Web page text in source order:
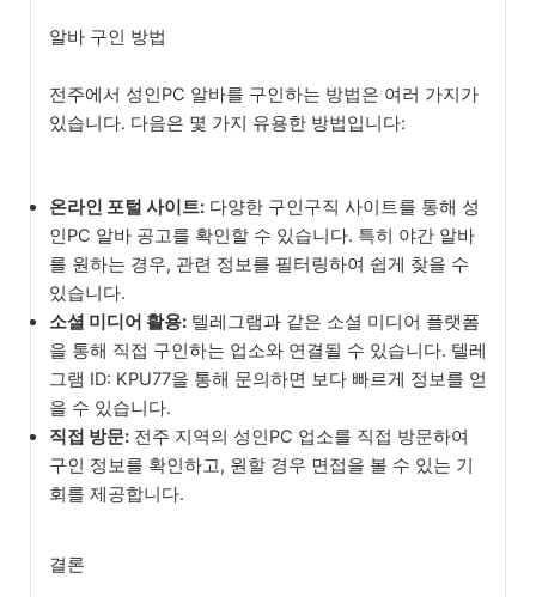
알바 구인 방법
전주에서 성인PC 알바를 구인하는 방법은 여러 가지가
있습니다. 다음은 몇 가지 유용한 방법입니다:
온라인 포털 사이트: 다양한 구인구직 사이트를 통해 성
인PC 알바 공고를 확인할 수 있습니다. 특히 야간 알바
를 원하는 경우, 관련 정보를 필터링하여 쉽게 찾을 수
있습니다.
소셜 미디어 활용: 텔레그램과 같은 소셜 미디어 플랫폼
을 통해 직접 구인하는 업소와 연결될 수 있습니다. 텔레
그램 ID: KPU77을 통해 문의하면 보다 빠르게 정보를 얻
을 수 있습니다.
직접 방문: 전주 지역의 성인PC 업소를 직접 방문하여
구인 정보를 확인하고, 원할 경우 면접을 볼 수 있는 기
회를 제공합니다.
결론